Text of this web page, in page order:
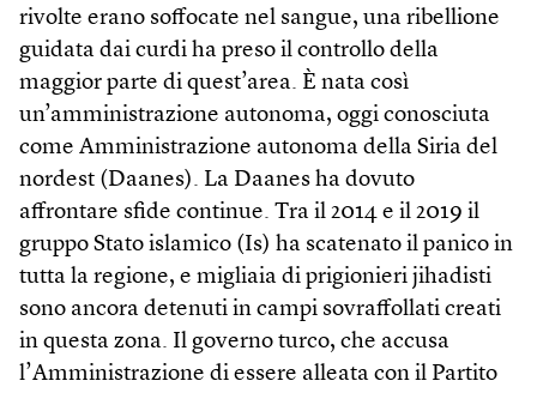
rivolte erano soffocate nel sangue, una ribellione
guidata dai curdi ha preso il controllo della
maggior parte di quest’area. È nata così
un’amministrazione autonoma, oggi conosciuta
come Amministrazione autonoma della Siria del
nordest (Daanes). La Daanes ha dovuto
affrontare sfide continue. Tra il 2014 e il 2019 il
gruppo Stato islamico (Is) ha scatenato il panico in
tutta la regione, e migliaia di prigionieri jihadisti
sono ancora detenuti in campi sovraffollati creati
in questa zona. Il governo turco, che accusa
l’Amministrazione di essere alleata con il Partito